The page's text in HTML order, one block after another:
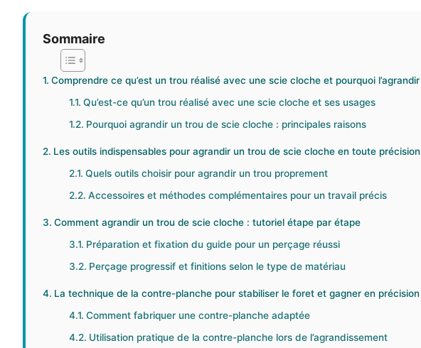
Sommaire
Comprendre ce qu’est un trou réalisé avec une scie cloche et pourquoi l’agrandir
Qu’est-ce qu’un trou réalisé avec une scie cloche et ses usages
Pourquoi agrandir un trou de scie cloche : principales raisons
Les outils indispensables pour agrandir un trou de scie cloche en toute précision
Quels outils choisir pour agrandir un trou proprement
Accessoires et méthodes complémentaires pour un travail précis
Comment agrandir un trou de scie cloche : tutoriel étape par étape
Préparation et fixation du guide pour un perçage réussi
Perçage progressif et finitions selon le type de matériau
La technique de la contre-planche pour stabiliser le foret et gagner en précision
Comment fabriquer une contre-planche adaptée
Utilisation pratique de la contre-planche lors de l’agrandissement